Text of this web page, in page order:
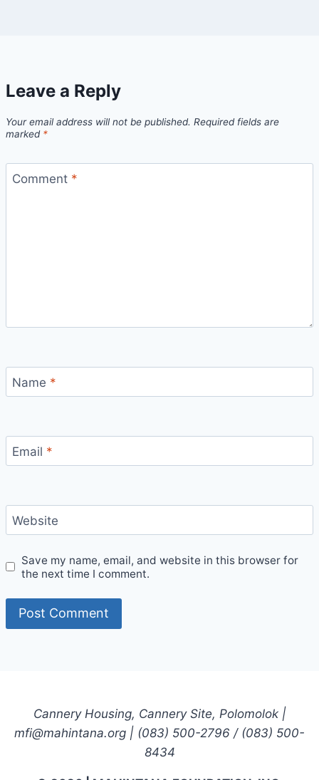
Leave a Reply
Your email address will not be published. Required fields are
marked *
Comment *
Name *
Email *
Website
Save my name, email, and website in this browser for
the next time I comment.
Cannery Housing, Cannery Site, Polomolok |
mfi@mahintana.org | (083) 500-2796 / (083) 500-
8434